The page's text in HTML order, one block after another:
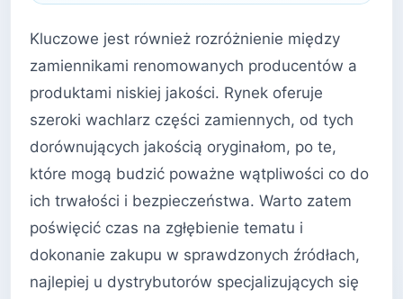
Kluczowe jest również rozróżnienie między
zamiennikami renomowanych producentów a
produktami niskiej jakości. Rynek oferuje
szeroki wachlarz części zamiennych, od tych
dorównujących jakością oryginałom, po te,
które mogą budzić poważne wątpliwości co do
ich trwałości i bezpieczeństwa. Warto zatem
poświęcić czas na zgłębienie tematu i
dokonanie zakupu w sprawdzonych źródłach,
najlepiej u dystrybutorów specjalizujących się